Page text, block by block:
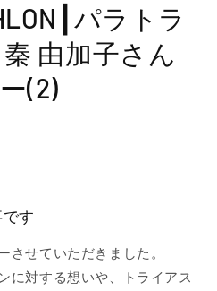
パラトラ
由加子さん
(2)
す
させていただきました。
に対する想いや、トライアス